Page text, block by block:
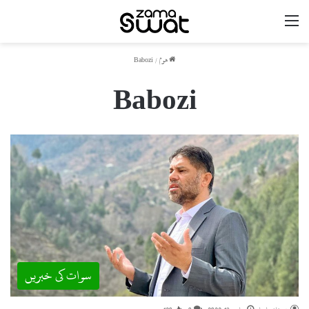
ھوم/
Babozi
Babozi
سوات کی خبریں